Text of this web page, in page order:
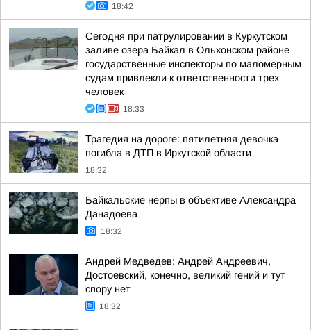
18:42
Сегодня при патрулировании в Куркутском
заливе озера Байкал в Ольхонском районе
государственные инспекторы по маломерным
судам привлекли к ответственности трех
человек
18:33
Трагедия на дороге: пятилетняя девочка
погибла в ДТП в Иркутской области
18:32
Байкальские нерпы в объективе Александра
Данадоева
18:32
Андрей Медведев: Андрей Андреевич,
Достоевский, конечно, великий гений и тут
спору нет
18:32